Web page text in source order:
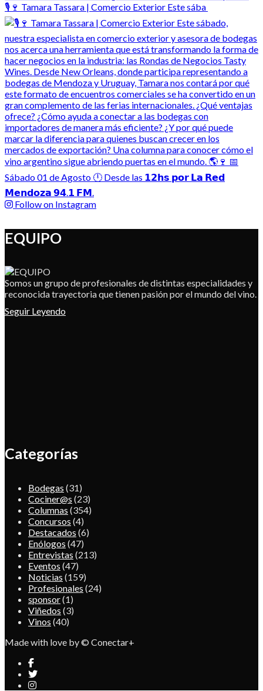
🎙️🍷 Tamara Tassara | Comercio Exterior Este sába
Follow on Instagram
EQUIPO
Somos un grupo de profesionales de distintas especialidades y
reconocida trayectoria que tienen pasión por el mundo del vino.
Seguir Leyendo
Categorías
Bodegas (31)
Cociner@s (23)
Columnas (354)
Concursos (4)
Destacados (6)
Enólogos (47)
Entrevistas (213)
Eventos (47)
Noticias (159)
Profesionales (24)
sponsor(1)
Viñedos (3)
Vinos (40)
Made with love by © Conectar+